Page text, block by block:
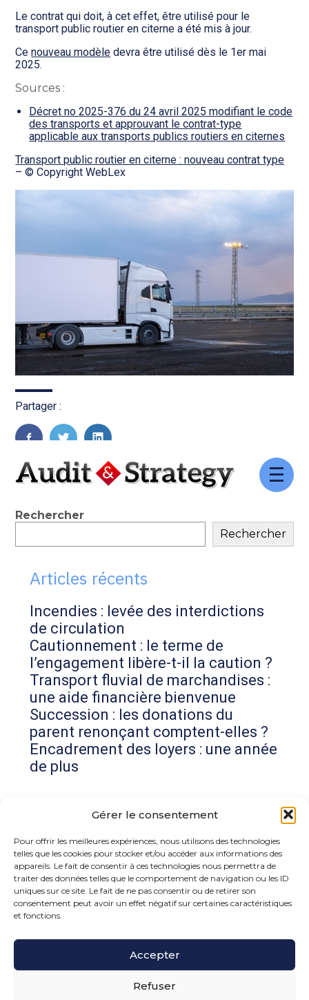
Gérer le consentement
Pour offrir les meilleures expériences, nous utilisons des technologies
telles que les cookies pour stocker et/ou accéder aux informations des
appareils. Le fait de consentir à ces technologies nous permettra de
traiter des données telles que le comportement de navigation ou les ID
uniques sur ce site. Le fait de ne pas consentir ou de retirer son
consentement peut avoir un effet négatif sur certaines caractéristiques
et fonctions.
Accepter
Refuser
Aller
Le contrat qui doit, à cet effet, être utilisé pour le
transport public routier en citerne a été mis à jour.
Cenouveau modèle devra être utilisé dès le 1er mai
2025.
Sources :
Décret no 2025-376 du 24 avril 2025 modifiant le code
des transports et approuvant le contrat-type
applicable aux transports publics routiers en citernes
Transport public routier en citerne : nouveau contrat type
– © Copyright WebLex
Partager :
Blog
sidebar
Rechercher
Rechercher
Articles récents
Incendies : levée des interdictions
de circulation
Cautionnement : le terme de
l’engagement libère-t-il la caution ?
Transport fluvial de marchandises :
une aide financière bienvenue
Succession : les donations du
parent renonçant comptent-elles ?
Encadrement des loyers : une année
de plus
Commentaires récents
Aucun commentaire à afficher.
15 rue de la Bonne Rencontre – 77860 Quincy
Voisins